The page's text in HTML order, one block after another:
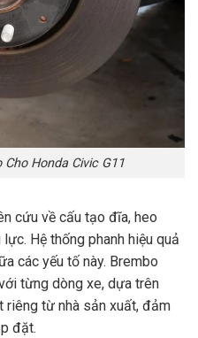
Honda Civic G11
cứu về cấu tạo đĩa, heo
Hệ thống phanh hiệu quả
các yếu tố này. Brembo
từng dòng xe, dựa trên
riêng từ nhà sản xuất, đảm
đặt.